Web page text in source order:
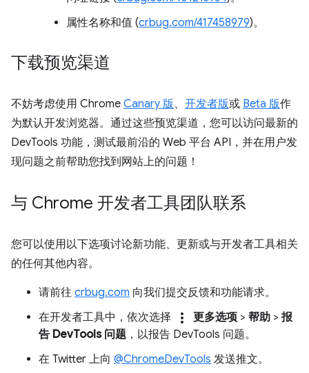
属性名称和值 (crbug.com/417458979)。
下载预览渠道
不妨考虑使用 Chrome Canary 版、 开发者版或 Beta 版作
为默认开发浏览器。通过这些预览渠道，您可以访问最新的
DevTools 功能，测试最前沿的 Web 平台 API，并在用户发
现问题之前帮助您找到网站上的问题！
与 Chrome 开发者工具团队联系
您可以使用以下选项讨论新功能、更新或与开发者工具相关
的任何其他内容。
请前往 crbug.com 向我们提交反馈和功能请求。
在开发者工具中，依次选择
more_vert 更多选项 > 帮助 > 报
告 DevTools 问题 ，以报告 DevTools 问题。
在 Twitter 上向 @ChromeDevTools 发送推文。